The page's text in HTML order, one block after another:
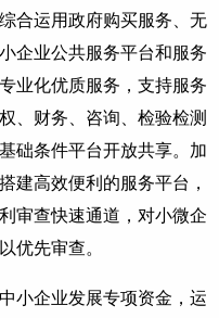
合运用政府购买服务、无
企业公共服务平台和服务
业化优质服务，支持服务
、财务、咨询、检验检测
础条件平台开放共享。加
建高效便利的服务平台，
审查快速通道，对小微企
优先审查。
小企业发展专项资金，运